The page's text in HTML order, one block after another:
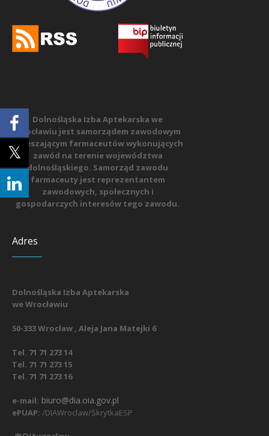
Dolnośląska Izba Aptekarska we
Wrocławiu jest samorządem zawodowym
zrzeszającym farmaceutów wykonujących
zawód na terenie województwa
dolnośląskiego. Samorząd zawodu
farmaceuty jest reprezentantem
zawodowych, społecznych i
gospodarczych interesów tego zawodu.
Adres
Dolnośląska Izba Aptekarska
we Wrocławiu
50-333 Wrocław , Aleja Jana Matejki 6
Tel. 71 71 273 14
Tel. 71 71 273 15
Tel. 71 71 273 16
e-mail: biuro@dia.oia.gov.pl
ePUAP: /DIAWroclaw/SkrytkaESP